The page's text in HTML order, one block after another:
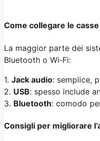
Come collegare le casse
La maggior parte dei
Bluetooth o Wi‑Fi:
1. Jack audio: semplice,
2. USB: spesso include
3. Bluetooth: comodo
Consigli per migliorare